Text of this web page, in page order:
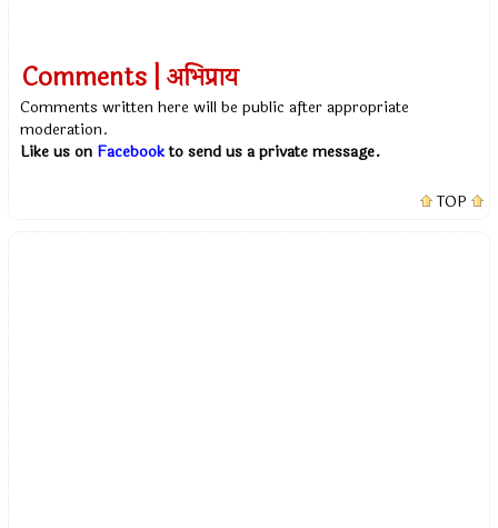
Comments | अभिप्राय
Comments written here will be public after appropriate
moderation.
Like us on Facebookto send us a private message.
TOP